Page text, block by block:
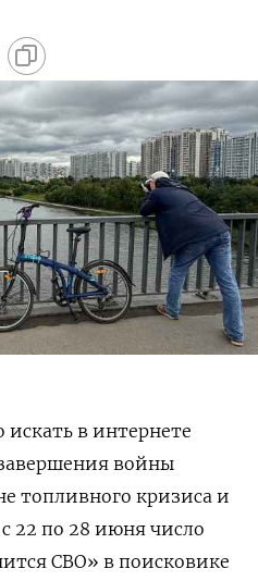
искать в интернете
войны
топливного кризиса и
22 по 28 июня число
СВО» в поисковике